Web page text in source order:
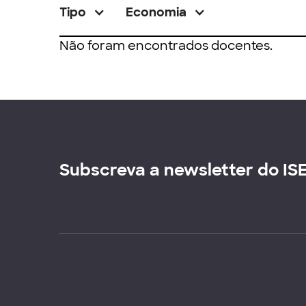
Tipo Economia
Não foram encontrados docentes.
Subscreva a newsletter do